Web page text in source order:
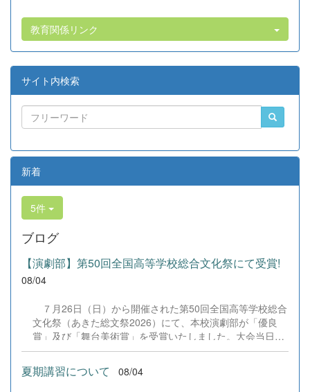
教育関係リンク
サイト内検索
新着
5件
ブログ
【演劇部】第50回全国高等学校総合文化祭にて受賞!
08/04
７月26日（日）から開催された第50回全国高等学校総合
文化祭（あきた総文祭2026）にて、本校演劇部が「優良
賞」及び「舞台美術賞」を受賞いたしました。大会当日
は、本校の部員たちもこれまで積み重ねてきた練習の成果
を存分に発揮し、堂々と舞台に立ちました。緊張感のある
全国の舞台において、一人一人が役割を果たし、心を込め
夏期講習について 08/04